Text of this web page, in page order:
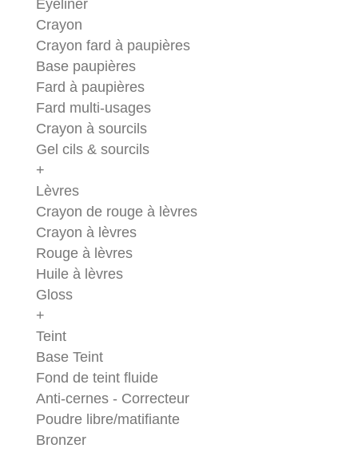
Eyeliner
Crayon
Crayon fard à paupières
Base paupières
Fard à paupières
Fard multi-usages
Crayon à sourcils
Gel cils & sourcils
+
Lèvres
Crayon de rouge à lèvres
Crayon à lèvres
Rouge à lèvres
Huile à lèvres
Gloss
+
Teint
Base Teint
Fond de teint fluide
Anti-cernes - Correcteur
Poudre libre/matifiante
Bronzer